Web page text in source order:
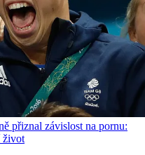
přiznal závislost na pornu:
život